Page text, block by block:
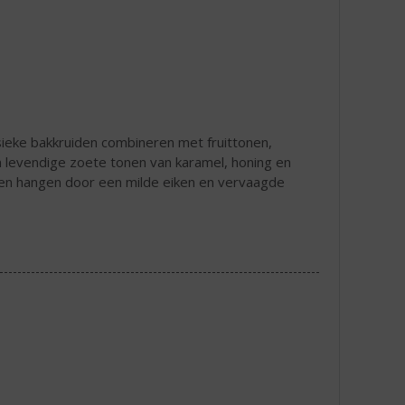
bakkruiden combineren met fruittonen,
zoete tonen van karamel, honing en
hangen door een milde eiken en vervaagde